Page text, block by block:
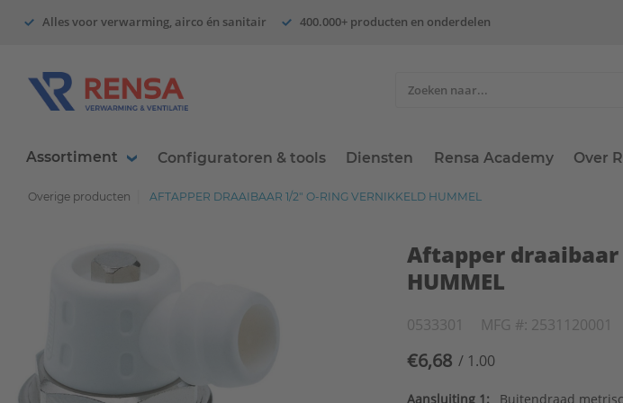
Alles voor verwarming, airco én sanitair 400.000+ producten en onderdelen
Assortiment Configuratoren & tools Diensten Rensa Academy Over
Overige producten AFTAPPER DRAAIBAAR 1/2" O-RING VERNIKKELD HUMMEL
Aftapper
HUMMEL
0533301 MFG #: 2531120001
€6,68 / 1.00
Aansluiting 1:
Buitendraad